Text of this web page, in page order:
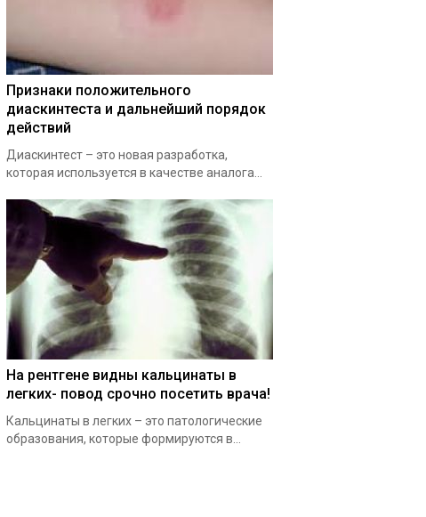
Признаки положительного
диаскинтеста и дальнейший порядок
действий
Диаскинтест – это новая разработка,
которая используется в качестве аналога...
На рентгене видны кальцинаты в
легких- повод срочно посетить врача!
Кальцинаты в легких – это патологические
образования, которые формируются в...